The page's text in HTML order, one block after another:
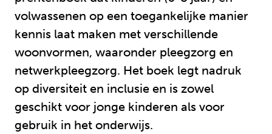
volwassenen op een toegankelijke manier
kennis laat maken met verschillende
woonvormen, waaronder pleegzorg en
netwerkpleegzorg. Het boek legt nadruk
op diversiteit en inclusie en is zowel
geschikt voor jonge kinderen als voor
gebruik in het onderwijs.